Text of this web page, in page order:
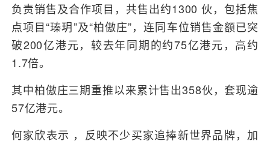
负责销售及合作项目，共售出约1300 伙，包括焦
点项目“瑧玥”及“柏傲庄”，连同车位销售金额已突
破200亿港元，较去年同期的约75亿港元，高约
1.7倍。
其中柏傲庄三期重推以来累计售出358伙，套现逾
57亿港元。
何家欣表示 ，反映不少买家追捧新世界品牌，加